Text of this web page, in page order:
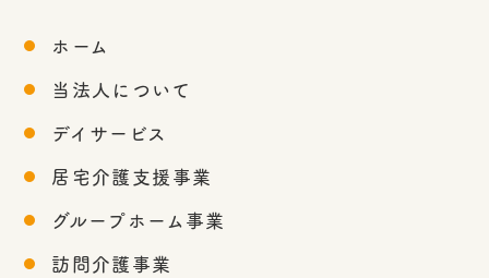
ホーム
当法人について
デイサービス
居宅介護支援事業
グループホーム事業
訪問介護事業